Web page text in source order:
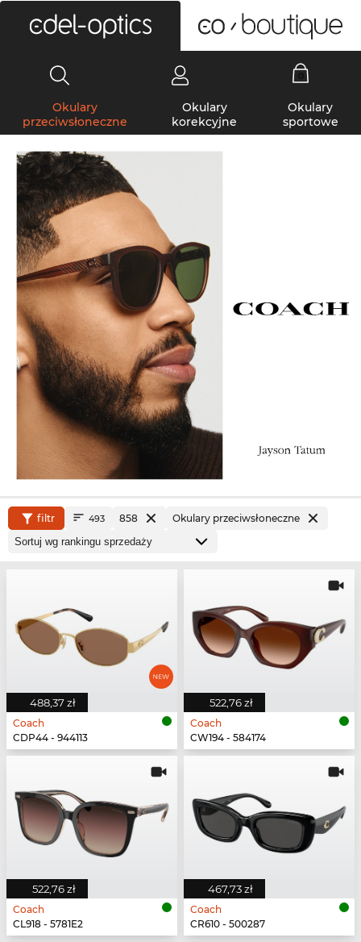
Okulary
przeciwsłoneczne
Okulary
korekcyjne
Okulary
sportowe
filtr 493 858 Okulary przeciwsłoneczne
488,37 zł
Coach
CDP44 - 944113
522,76 zł
Coach
CW194 - 584174
522,76 zł
Coach
CL918 - 5781E2
467,73 zł
Coach
CR610 - 500287